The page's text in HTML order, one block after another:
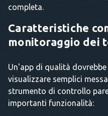
completa.
Caratteristiche
monitoraggio dei
Un'app di qualità
visualizzare semplici
strumento di controllo
importanti funzionalità: